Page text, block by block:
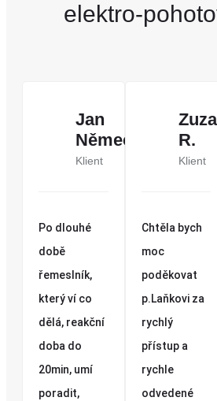
elektro-
Jan
Němec
Klient
Po dlouhé
době
řemeslník,
který ví co
dělá, reakční
doba do
20min, umí
poradit,
R.
Klient
Chtěla bych
moc
poděkovat
p.Laňkovi za
rychlý
přístup a
rychle
odvedené